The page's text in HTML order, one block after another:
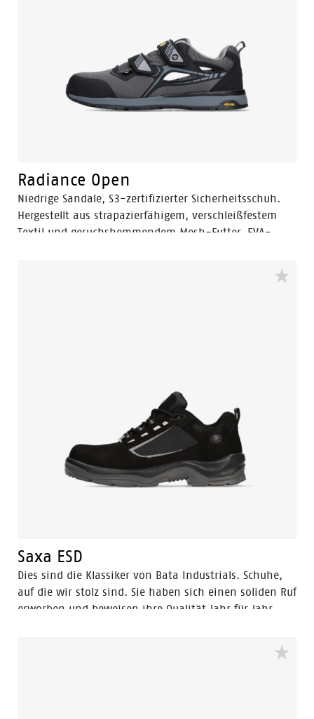
Zehenkappe besteht aus Verbundwerkstoff und der
flexguard® Anti-Penetrationseinsatz aus Kunststoff.
So sind Ihre Schuhe nicht nur gut geschützt, sondern
fühlen sich auch leichter und bequemer an. Der TPU-
Nasenschutz sorgt dafür, dass die Fit-Schuhe bei der
Größen 35 bis 47 und der Breite W erhältlich.
Radiance Open
Niedrige Sandale, S3-zertifizierter Sicherheitsschuh.
Hergestellt aus strapazierfähigem, verschleißfestem
Textil und geruchshemmendem Mesh-Futter. EVA-
Saxa ESD
Dies sind die Klassiker von Bata Industrials. Schuhe,
auf die wir stolz sind. Sie haben sich einen soliden Ruf
erworben und beweisen ihre Qualität Jahr für Jahr.